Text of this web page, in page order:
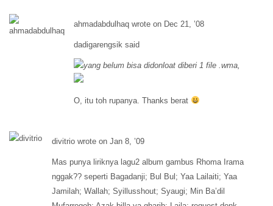
ahmadabdulhaq wrote on Dec 21, ’08
dadigarengsik said
yang belum bisa didonloat diberi 1 file .wma,
O, itu toh rupanya. Thanks berat
divitrio wrote on Jan 8, ’09
Mas punya liriknya lagu2 album gambus Rhoma Irama
nggak?? seperti Bagadanji; Bul Bul; Yaa Lailaiti; Yaa
Jamilah; Wallah; Syillusshout; Syaugi; Min Ba’dil